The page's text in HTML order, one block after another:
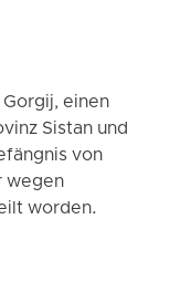
einen
Sistan und
von
wegen
worden.